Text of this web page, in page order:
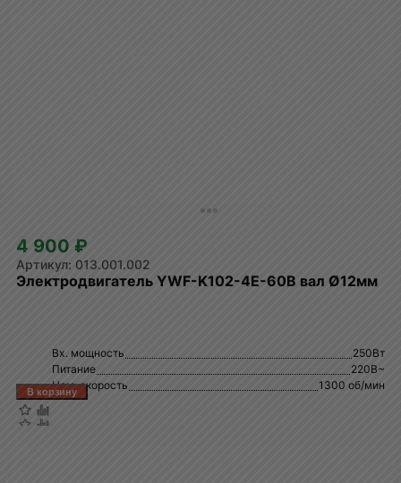
4 900 ₽
013.001.002
Электродвигатель YWF-K102-4E-60B вал Ø12мм
Вх. мощность
250Вт
Питание
220В~
Ном. скорость
1300 об/мин